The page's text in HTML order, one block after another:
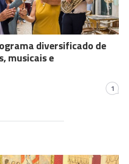
diversificado de
musicais e
1